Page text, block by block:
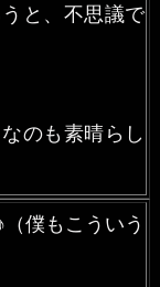
と、不思議で
のも素晴らし
僕もこういう